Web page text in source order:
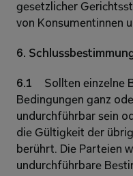
gesetzlicher
von Konsumentinnen
6.
6.1 Sollten einzelne
Bedingungen ganz
undurchführbar sein
die Gültigkeit der
berührt. Die Parteien
undurchführbare